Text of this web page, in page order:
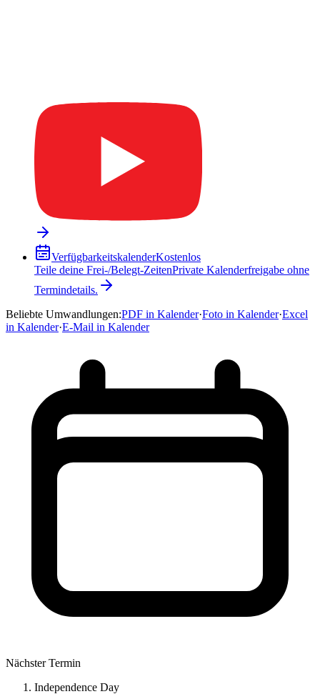
VerfügbarkeitskalenderKostenlos
Teile deine Frei-/Belegt-ZeitenPrivate Kalenderfreigabe ohne
Termindetails.
Beliebte Umwandlungen:PDF in Kalender·Foto in Kalender·Excel
in Kalender·E-Mail in Kalender
Nächster Termin
Independence Day